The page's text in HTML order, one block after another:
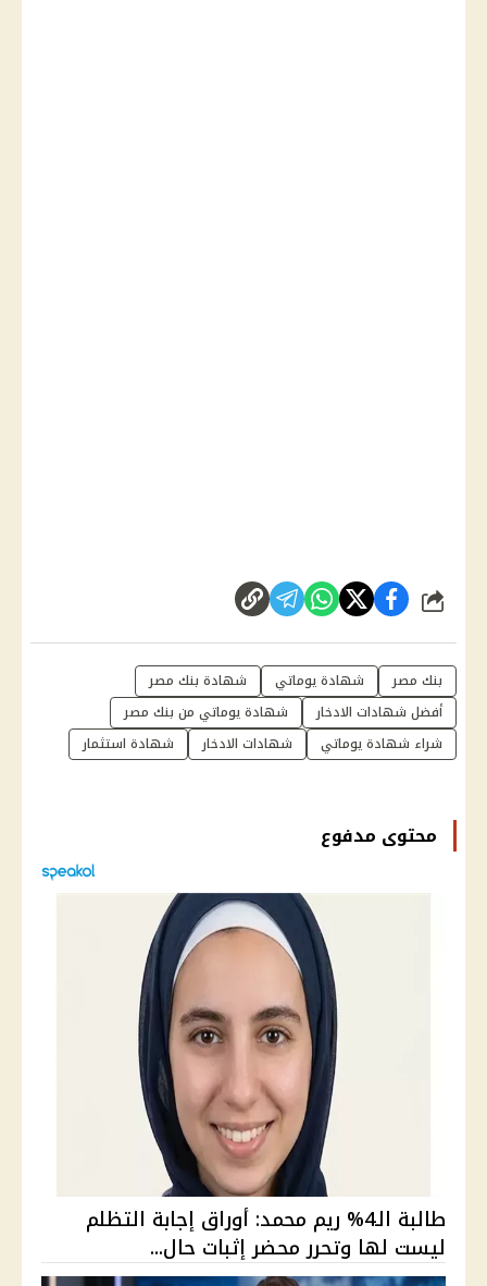
شارك
بنك مصر شهادة يوماتي
شهادة بنك مصر
أفضل شهادات الادخار
شهادة يوماتي من بنك مصر
شراء شهادة يوماتي
شهادات الادخار شهادة استثمار
محتوى مدفوع
طالبة الـ4% ريم محمد: أوراق إجابة التظلم
ليست لها وتحرر محضر إثبات حال...